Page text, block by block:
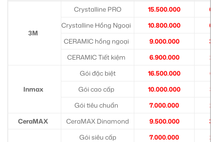
3M
Crystalline PRO 15.500.000
Crystalline Hồng Ngoại
10.800.000
CERAMIC hồng ngoại
9.000.000
CERAMIC Tiết kiệm
6.900.000
Inmax
Gói đặc biệt 16.500.000
Gói cao cấp
10.000.000
Gói tiêu chuẩn
7.000.000
CeraMAX
CeraMAX Dinamond 9.500.000
Gói siêu cấp 7.000.000